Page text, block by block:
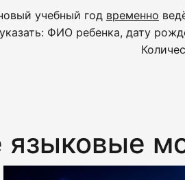
учебный год временно
ФИО ребенка, дату
языковые